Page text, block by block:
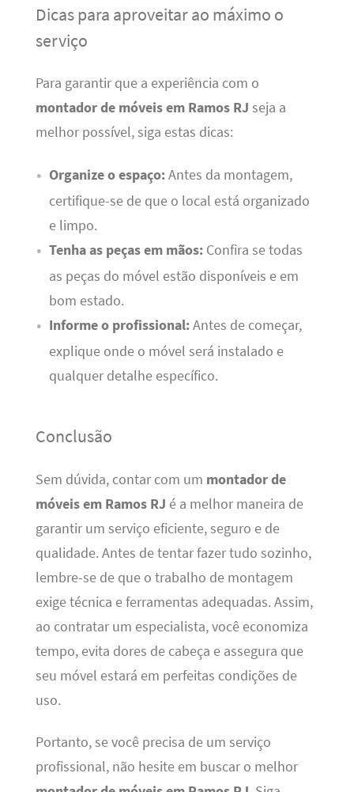
Dicas para aproveitar ao máximo o
serviço
Para garantir que a experiência com o
montador de móveis em Ramos RJ seja a
melhor possível, siga estas dicas:
Organize o espaço:Antes da montagem,
certifique-se de que o local está organizado
e limpo.
Tenha as peças em mãos:Confira se todas
as peças do móvel estão disponíveis e em
bom estado.
Informe o profissional:Antes de começar,
explique onde o móvel será instalado e
qualquer detalhe específico.
Conclusão
Sem dúvida, contar com um montador de
móveis em Ramos RJ é a melhor maneira de
garantir um serviço eficiente, seguro e de
qualidade. Antes de tentar fazer tudo sozinho,
lembre-se de que o trabalho de montagem
exige técnica e ferramentas adequadas. Assim,
ao contratar um especialista, você economiza
tempo, evita dores de cabeça e assegura que
seu móvel estará em perfeitas condições de
uso.
Portanto, se você precisa de um serviço
profissional, não hesite em buscar o melhor